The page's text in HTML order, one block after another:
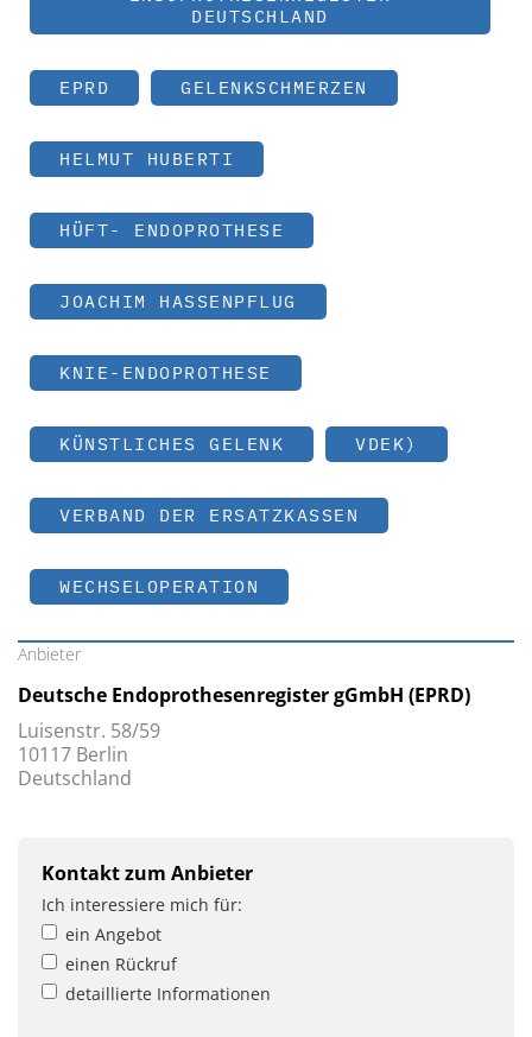
DEUTSCHLAND
EPRD GELENKSCHMERZEN
HELMUT HUBERTI
HÜFT- ENDOPROTHESE
JOACHIM HASSENPFLUG
KNIE-ENDOPROTHESE
KÜNSTLICHES GELENK VDEK)
VERBAND DER ERSATZKASSEN
WECHSELOPERATION
Anbieter
Deutsche Endoprothesenregister gGmbH (EPRD)
Luisenstr. 58/59
10117 Berlin
Deutschland
Kontakt zum Anbieter
Ich interessiere mich für:
ein Angebot
einen Rückruf
detaillierte Informationen